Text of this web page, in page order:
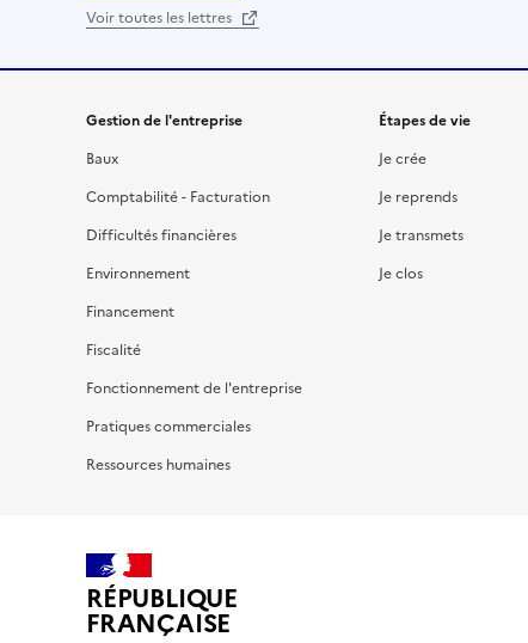
Voir toutes les lettres
Gestion de l'entreprise
Baux
Comptabilité - Facturation
Difficultés financières
Environnement
Financement
Fiscalité
Fonctionnement de l'entreprise
Pratiques commerciales
Ressources humaines
Étapes de vie
Je crée
Je reprends
Je transmets
Je clos
RÉPUBLIQUE
FRANÇAISE